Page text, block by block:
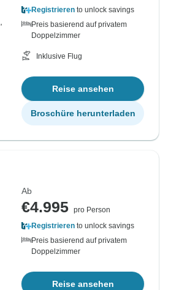
Registrieren to unlock savings
Preis basierend auf privatem
Doppelzimmer
Inklusive Flug
Reise ansehen
Broschüre herunterladen
Ab
€4.995 pro Person
Registrieren to unlock savings
Preis basierend auf privatem
Doppelzimmer
Reise ansehen